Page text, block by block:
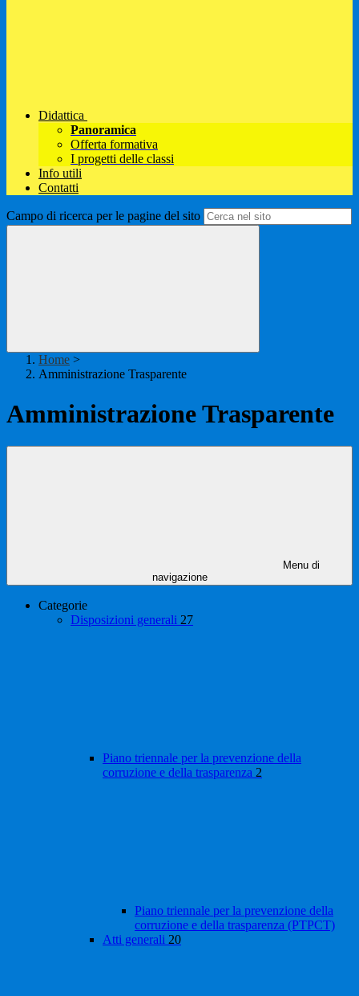
Didattica
Panoramica
Offerta formativa
I progetti delle classi
Info utili
Contatti
Campo di ricerca per le pagine del sito
Home >
Amministrazione Trasparente
Amministrazione Trasparente
Menu di
navigazione
Categorie
Disposizioni generali 27
Piano triennale per la prevenzione della
corruzione e della trasparenza 2
Piano triennale per la prevenzione della
corruzione e della trasparenza (PTPCT)
Atti generali 20